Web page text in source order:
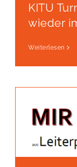
KITU
wieder
Weiterlesen